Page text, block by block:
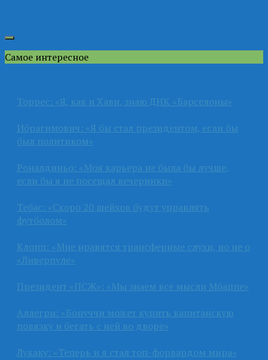
Самое интересное
Торрес: «Я, как и Хави, знаю ДНК «Барселоны»
Ибрагимович: «Я бы стал президентом, если бы
был политиком»
Роналдиньо: «Моя карьера не была бы лучше,
если бы я не посещал вечеринки»
Тебас: «Скоро 20 шейхов будут управлять
футболом»
Клопп: «Мне нравятся трансферные слухи, но не о
«Ливерпуле»
Президент «ПСЖ»: «Мы знаем все мысли Мбаппе»
Аллегри: «Бонуччи может купить капитанскую
повязку и бегать с ней во дворе»
Лукаку: «Теперь и я стал топ-форвардом мира»